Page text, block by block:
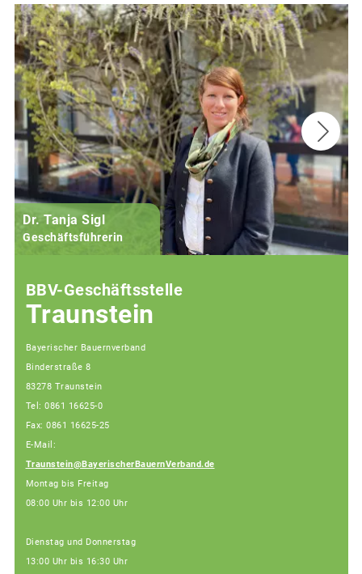
Dr. Tanja Sigl
Geschäftsführerin
BBV-Geschäftsstelle
Traunstein
Bayerischer Bauernverband
Binderstraße 8
83278 Traunstein
Tel: 0861 16625-0
Fax: 0861 16625-25
E-Mail:
Traunstein@BayerischerBauernVerband.de
Montag bis Freitag
08:00 Uhr bis 12:00 Uhr
Dienstag und Donnerstag
13:00 Uhr bis 16:30 Uhr